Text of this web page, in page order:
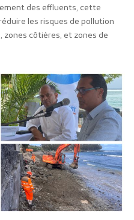
des effluents, cette
les risques de pollution
zones côtières, et zones de